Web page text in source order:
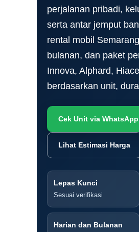
perjalanan pribadi,
serta antar jemput
rental mobil
bulanan, dan paket
Innova, Alphard,
berdasarkan unit,
Cek Unit via WhatsApp
Lihat Estimasi Harga
Lepas Kunci
Sesuai verifikasi
Harian dan Bulanan